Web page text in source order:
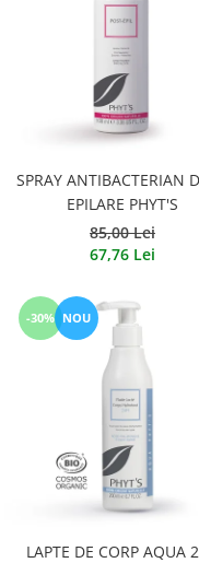
SPRAY ANTIBACTERIAN
EPILARE PHYT'S
85,00 Lei
67,76 Lei
-30% NOU
LAPTE DE CORP AQUA